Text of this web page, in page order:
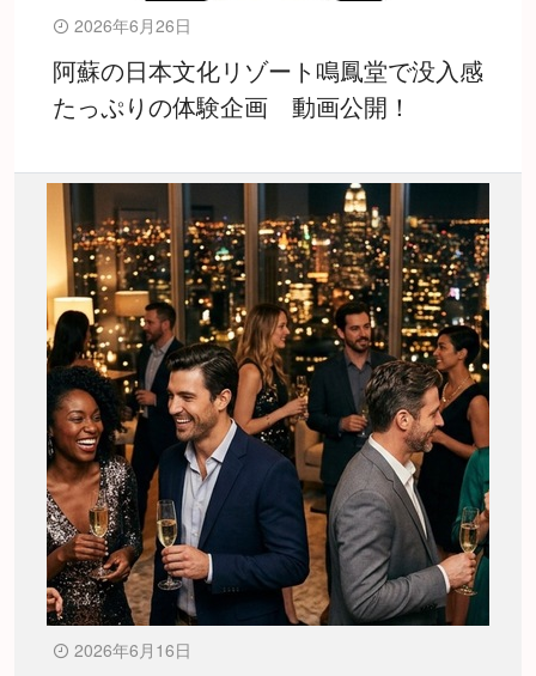
2026年6月26日
阿蘇の日本文化リゾート鳴鳳堂で没入感
たっぷりの体験企画 動画公開！
2026年6月16日